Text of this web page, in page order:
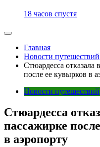
18 часов спустя
Главная
Новости путешествий
Стюардесса отказала
после ее кувырков в
Новости путешествий
Стюардесса
пассажирке
в аэропорту